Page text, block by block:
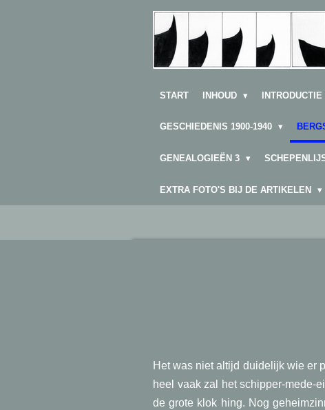
START INHOUD INTRODUCTIE
GESCHIEDENIS 1900-1940
GENEALOGIEËN 3
EXTRA FOTO'S BIJ DE ARTIKELEN
Het was niet altijd duidelijk wie er
heel vaak zal het schipper-mede-
de grote klok hing. Nog